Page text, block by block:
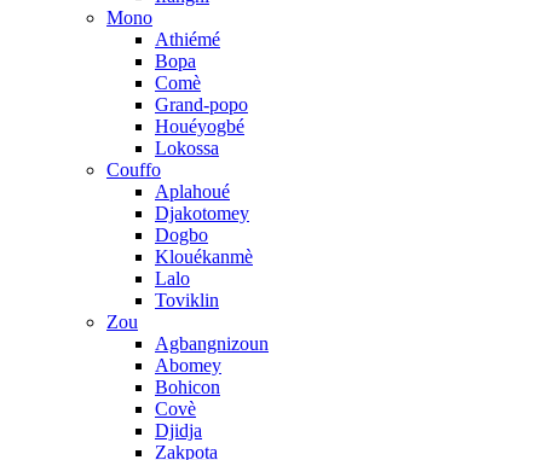
Mono
Athiémé
Bopa
Comè
Grand-popo
Houéyogbé
Lokossa
Couffo
Aplahoué
Djakotomey
Dogbo
Klouékanmè
Lalo
Toviklin
Zou
Agbangnizoun
Abomey
Bohicon
Covè
Djidja
Zakpota